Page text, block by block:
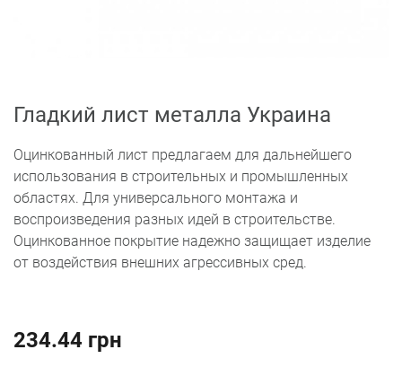
Гладкий лист металла Украина
Оцинкованный лист предлагаем для дальнейшего
использования в строительных и промышленных
областях. Для универсального монтажа и
воспроизведения разных идей в строительстве.
Оцинкованное покрытие надежно защищает изделие
от воздействия внешних агрессивных сред.
234.44 грн